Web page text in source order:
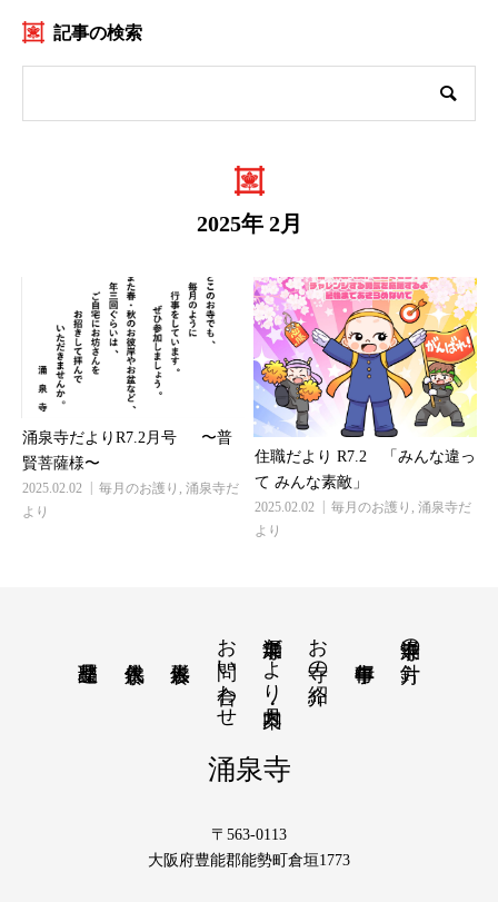
記事の検索
2025年 2月
涌泉寺だよりR7.2月号 〜普
賢菩薩様〜
2025.02.02 毎月のお護り , 涌泉寺だ
より
住職だより R7.2 「みんな違っ
て みんな素敵」
2025.02.02 毎月のお護り , 涌泉寺だ
より
涌泉寺の方針
お寺の紹介
涌泉寺だより・月案内
お問い合わせ
涌泉寺
〒563-0113
大阪府豊能郡能勢町倉垣1773